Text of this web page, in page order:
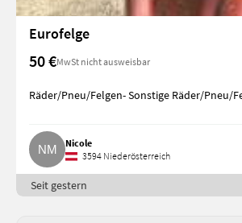
Eurofelge
50 €MwSt nicht ausweisbar
Räder/Pneu/Felgen- Sonstige Räder/Pneu/
Nicole
3594 Niederösterreich
Seit gestern